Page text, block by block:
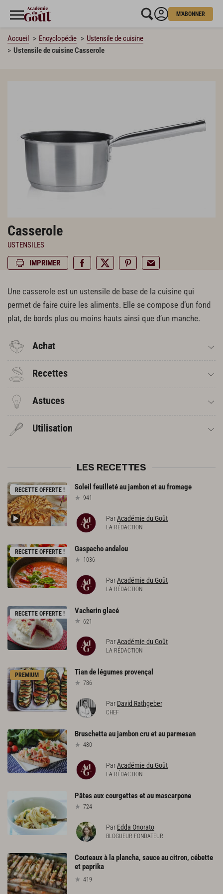
M'ABONNER
Accueil Encyclopédie
Ustensile de cuisine
Ustensile de cuisine Casserole
Casserole
USTENSILES
IMPRIMER
Une casserole est un ustensile de base de la cuisine qui
permet de faire cuire les aliments. Elle se compose d’un fond
plat, de bords plus ou moins hauts ainsi que d’un manche.
Achat
Recettes
Astuces
Utilisation
LES RECETTES
RECETTE OFFERTE ! Soleil feuilletéaujambonetaufromage
941
ParAcadémie du Goût
LA RÉDACTION
RECETTE OFFERTE ! Gaspachoandalou
1036
ParAcadémie du Goût
LA RÉDACTION
RECETTE OFFERTE ! Vacheringlacé
621
ParAcadémie du Goût
LA RÉDACTION
PREMIUM Tiande légumesprovençal
786
Par David Rathgeber
CHEF
Bruschettaaujamboncruetauparmesan
480
ParAcadémie du Goût
LA RÉDACTION
Pâtesauxcourgettesetaumascarpone
724
Par Edda Onorato
BLOGUEUR FONDATEUR
Couteaux à la plancha, sauce au citron, cébette
et paprika
419